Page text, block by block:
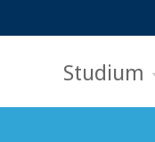
Studium